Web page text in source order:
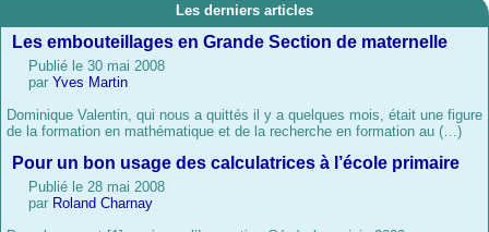
Les derniers articles
Les embouteillages en Grande Section de maternelle
Publié le 30 mai 2008
par Yves Martin
Dominique Valentin, qui nous a quittés il y a quelques mois, était une figure
de la formation en mathématique et de la recherche en formation au (…)
Pour un bon usage des calculatrices à l’école primaire
Publié le 28 mai 2008
par Roland Charnay